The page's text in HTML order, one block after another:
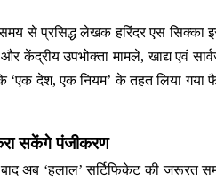
से प्रसिद्ध लेखक हरिंदर एस
और केंद्रीय उपभोक्ता मामले, खाद्य एवं
‘एक देश, एक नियम’ के तहत लिया गया
करा सकेंगे पंजीकरण
अब ‘हलाल’ सर्टिफिकेट की जरूरत